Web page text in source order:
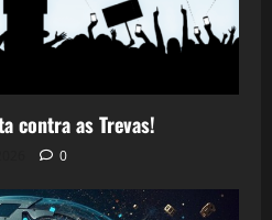
contra as Trevas!
0